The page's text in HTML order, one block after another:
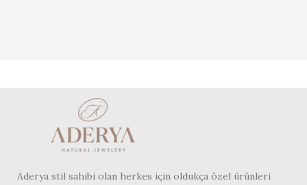
Aderya stil sahibi olan herkes için oldukça özel ürünleri